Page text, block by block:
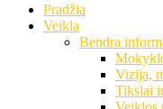
Pradžia
Veikla
Bendra
Vizija,
Tikslai